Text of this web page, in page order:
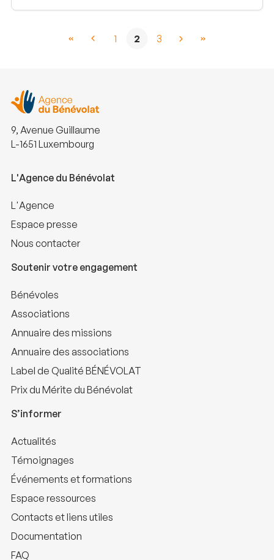
1 2 3
9, Avenue Guillaume
L-1651 Luxembourg
L'Agence du Bénévolat
L'Agence
Espace presse
Nous contacter
Soutenir votre engagement
Bénévoles
Associations
Annuaire des missions
Annuaire des associations
Label de Qualité BÉNÉVOLAT
Prix du Mérite du Bénévolat
S’informer
Actualités
Témoignages
Événements et formations
Espace ressources
Contacts et liens utiles
Documentation
FAQ